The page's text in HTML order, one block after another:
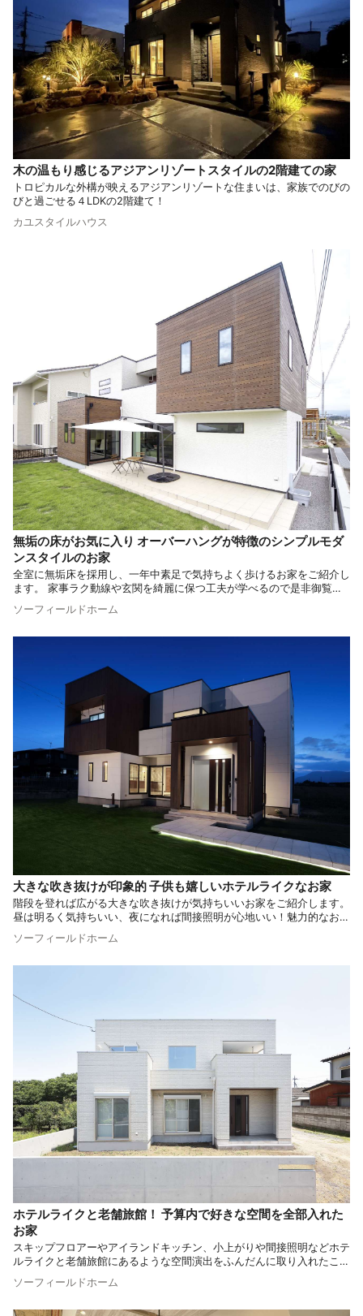
木の温もり感じるアジアンリゾートスタイルの2階建ての家
トロピカルな外構が映えるアジアンリゾートな住まいは、家族でのびの
びと過ごせる４LDKの2階建て！
カユスタイルハウス
無垢の床がお気に入り オーバーハングが特徴のシンプルモダ
ンスタイルのお家
全室に無垢床を採用し、一年中素足で気持ちよく歩けるお家をご紹介し
ます。 家事ラク動線や玄関を綺麗に保つ工夫が学べるので是非御覧く
ソーフィールドホーム
大きな吹き抜けが印象的 子供も嬉しいホテルライクなお家
階段を登れば広がる大きな吹き抜けが気持ちいいお家をご紹介します。
昼は明るく気持ちいい、夜になれば間接照明が心地いい！魅力的なお住
ソーフィールドホーム
ホテルライクと老舗旅館！ 予算内で好きな空間を全部入れた
お家
スキップフロアーやアイランドキッチン、小上がりや間接照明などホテ
ルライクと老舗旅館にあるような空間演出をふんだんに取り入れたこだ
わりのお家をご紹介します。 和と洋の絶妙なバランスが必見です！
ソーフィールドホーム